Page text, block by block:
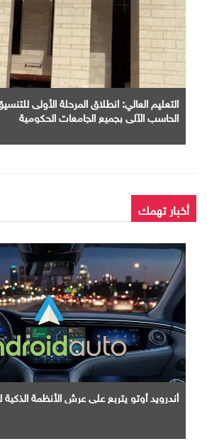
التعليم العالي: انطلاق المرحلة الأولى
الحاسب الآلي بجميع الجامعات الحكومية
أخبار تهمك
أندرويد أوتو يتربع علي عرش الأنظمة الذكية